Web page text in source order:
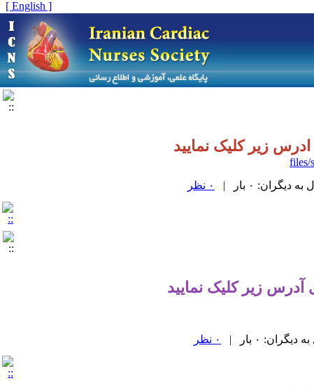
[ English ]
زیر کلیک نمایید
۰ بار | ۰ نظر
زیر کلیک نمایید
۰ بار | ۰ نظر